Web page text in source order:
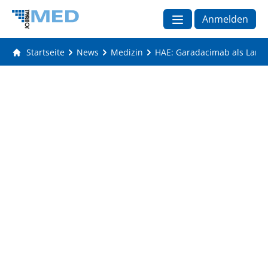
Anmelden
Startseite News Medizin HAE: Garadacimab als